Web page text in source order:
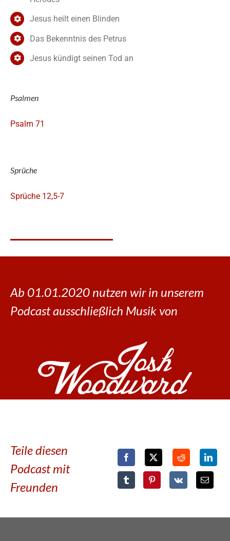
Jesus heilt einen Blinden
Das Bekenntnis des Petrus
Jesus kündigt seinen Tod an
Psalmen
Psalm 71
Sprüche
Sprüche 12,5-7
Ab 01.01.2020 nutzen wir in unserem
Podcast ausschließlich Musik von
Teile diesen
Podcast mit
Freunden